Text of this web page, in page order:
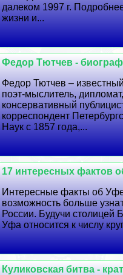
далеком 1997 г.
жизни и...
Федор Тютчев -
Федор Тютчев –
поэт-мыслитель, дипломат,
консервативный
корреспондент
Наук с 1857 года,...
17 интересных фактов
Интересные факты об
возможность больше
России. Будучи столицей
Уфа относится к числу
Куликовская битва -